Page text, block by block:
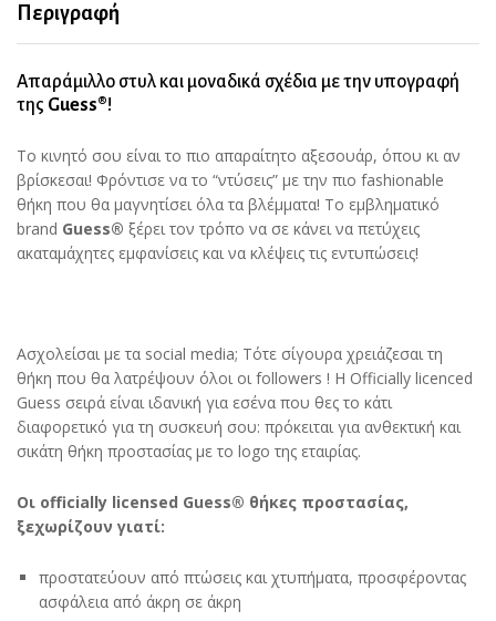
Περιγραφή
Απαράμιλλο στυλ και μοναδικά σχέδια με την υπογραφή
της Guess®!
Το κινητό σου είναι το πιο απαραίτητο αξεσουάρ, όπου κι αν
βρίσκεσαι! Φρόντισε να το “ντύσεις” με την πιο fashionable
θήκη που θα μαγνητίσει όλα τα βλέμματα! Το εμβληματικό
brand Guess® ξέρει τον τρόπο να σε κάνει να πετύχεις
ακαταμάχητες εμφανίσεις και να κλέψεις τις εντυπώσεις!
Ασχολείσαι με τα social media; Τότε σίγουρα χρειάζεσαι τη
θήκη που θα λατρέψουν όλοι οι followers ! Η Officially licenced
Guess σειρά είναι ιδανική για εσένα που θες το κάτι
διαφορετικό για τη συσκευή σου: πρόκειται για ανθεκτική και
σικάτη θήκη προστασίας με το logo της εταιρίας.
Οι officially licensed Guess® θήκες προστασίας,
ξεχωρίζουν γιατί:
προστατεύουν από πτώσεις και χτυπήματα, προσφέροντας
ασφάλεια από άκρη σε άκρη